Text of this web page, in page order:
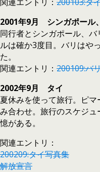
2001年9月 シンガポール
同行者とシンガポール、
ルは確か3度目。バリはや
た。
関連エントリ： 200109:バ
2002年9月 タイ
夏休みを使って旅行。ピ
み合わせ。旅行のスケジ
憶がある。
関連エントリ：
200209:タイ写真集
解放宣言